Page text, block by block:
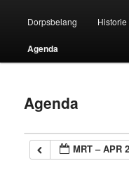
naar
de
inhoud
Dorpsbelang Historie
Agenda
Agenda
MRT – APR